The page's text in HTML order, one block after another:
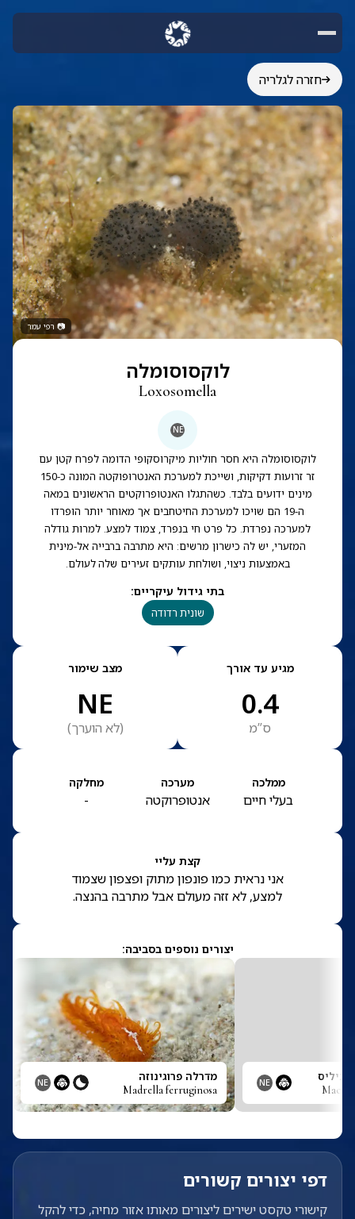
חזרה לגלריה
📷 רפי עמר
לוקסוסומלה
Loxosomella
NE
לוקסוסומלה היא חסר חוליות מיקרוסקופי הדומה לפרח קטן עם
זר זרועות דקיקות, ושייכת למערכת האנטרופוקטה המונה כ-150
מינים ידועים בלבד. כשהתגלו האנטופרוקטים הראשונים במאה
ה-19 הם שויכו למערכת החיטחבים אך מאוחר יותר הופרדו
למערכה נפרדת. כל פרט חי בנפרד, צמוד למצע. למרות גודלה
המזערי, יש לה כישרון מרשים: היא מתרבה ברבייה אל-מינית
באמצעות ניצוי, ושולחת עותקים זעירים שלה לעולם.
בתי גידול עיקריים:
שונית רדודה
מגיע עד אורך
0.4
ס”מ
מצב שימור
NE
(לא הוערך)
ממלכה
בעלי חיים
מערכה
אנטופרוקטה
מחלקה
-
קצת עליי
אני נראית כמו פונפון מתוק ופצפון שצמוד
למצע, לא זזה מעולם אבל מתרבה בהנצה.
יצורים נוספים בסביבה:
NE מדרלה פרוגינוזה
Madrella ferruginosa
NE
דפי יצורים קשורים
קישורי טקסט ישירים ליצורים מאותו אזור מחיה, כדי להקל